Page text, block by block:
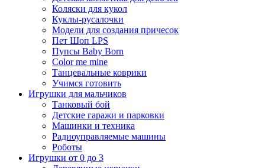
Коляски для кукол
Куклы-русалочки
Модели для создания причесок
Пет Шоп LPS
Пупсы Baby Born
Сolor me mine
Танцевальные коврики
Учимся готовить
Игрушки для мальчиков
Танковый бой
Детские гаражи и парковки
Машинки и техника
Радиоуправляемые машины
Роботы
Игрушки от 0 до 3